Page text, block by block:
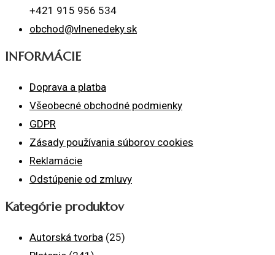
+421 915 956 534
obchod@vlnenedeky.sk
INFORMÁCIE
Doprava a platba
Všeobecné obchodné podmienky
GDPR
Zásady používania súborov cookies
Reklamácie
Odstúpenie od zmluvy
Kategórie produktov
Autorská tvorba (25)